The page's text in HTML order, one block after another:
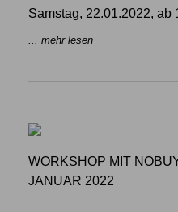
Samstag, 22.01.2022, ab
... mehr lesen
WORKSHOP MIT
JANUAR 2022